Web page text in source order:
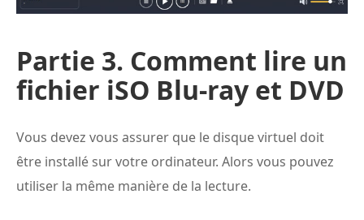
Partie 3. Comment lire un
fichier iSO Blu-ray et DVD
Vous devez vous assurer que le disque virtuel doit
être installé sur votre ordinateur. Alors vous pouvez
utiliser la même manière de la lecture.